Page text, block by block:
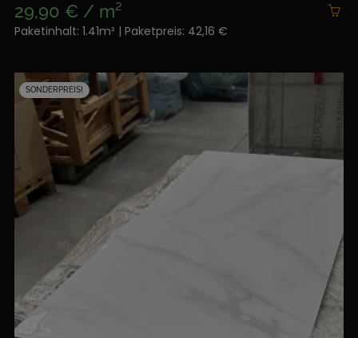
29,90 € / m²
Paketinhalt: 1.41m² | Paketpreis: 42,16 €
SONDERPREIS!